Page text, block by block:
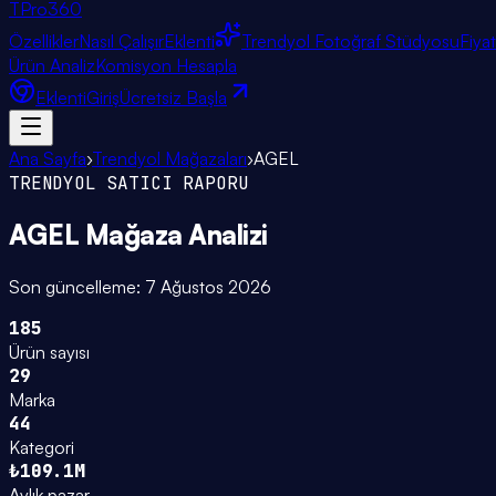
TPro360
ÖzelliklerNasıl ÇalışırEklenti Trendyol Fotoğraf Stüdyosu
Ürün AnalizKomisyon Hesapla
EklentiGirişÜcretsiz Başla
Ana Sayfa›Trendyol Mağazaları›AGEL
TRENDYOL SATICI RAPORU
AGEL Mağaza Analizi
Son güncelleme: 7 Ağustos 2026
185
Ürün sayısı
29
Marka
44
Kategori
₺109.1M